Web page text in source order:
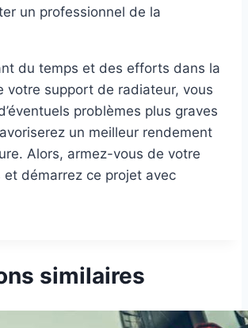
un professionnel de la
du temps et des efforts dans la
votre support de radiateur, vous
problèmes plus graves
un meilleur rendement
Alors, armez-vous de votre
démarrez ce projet avec
similaires